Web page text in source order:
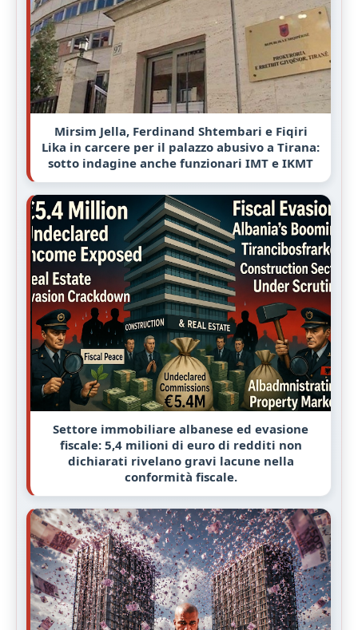
Mirsim Jella, Ferdinand Shtembari e Fiqiri
Lika in carcere per il palazzo abusivo a Tirana:
sotto indagine anche funzionari IMT e IKMT
Settore immobiliare albanese ed evasione
fiscale: 5,4 milioni di euro di redditi non
dichiarati rivelano gravi lacune nella
conformità fiscale.